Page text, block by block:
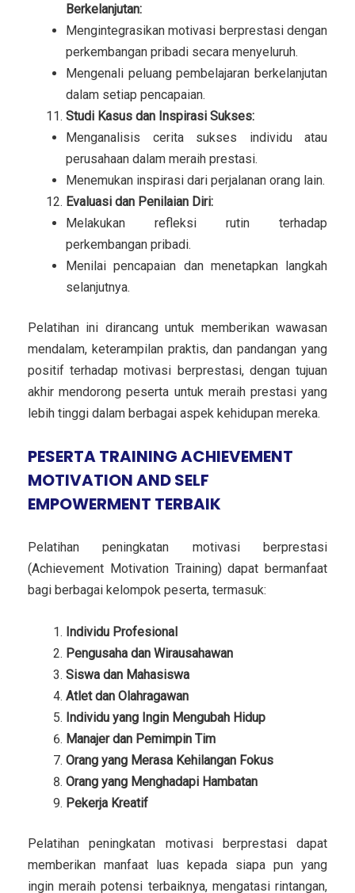
Berkelanjutan:
Mengintegrasikan motivasi berprestasi dengan
perkembangan pribadi secara menyeluruh.
Mengenali peluang pembelajaran berkelanjutan
dalam setiap pencapaian.
Studi Kasus dan Inspirasi Sukses:
Menganalisis cerita sukses individu atau
perusahaan dalam meraih prestasi.
Menemukan inspirasi dari perjalanan orang lain.
Evaluasi dan Penilaian Diri:
Melakukan refleksi rutin terhadap
perkembangan pribadi.
Menilai pencapaian dan menetapkan langkah
selanjutnya.
Pelatihan ini dirancang untuk memberikan wawasan
mendalam, keterampilan praktis, dan pandangan yang
positif terhadap motivasi berprestasi, dengan tujuan
akhir mendorong peserta untuk meraih prestasi yang
lebih tinggi dalam berbagai aspek kehidupan mereka.
PESERTA TRAINING ACHIEVEMENT
MOTIVATION AND SELF
EMPOWERMENT TERBAIK
Pelatihan peningkatan motivasi berprestasi
(Achievement Motivation Training) dapat bermanfaat
bagi berbagai kelompok peserta, termasuk:
Individu Profesional
Pengusaha dan Wirausahawan
Siswa dan Mahasiswa
Atlet dan Olahragawan
Individu yang Ingin Mengubah Hidup
Manajer dan Pemimpin Tim
Orang yang Merasa Kehilangan Fokus
Orang yang Menghadapi Hambatan
Pekerja Kreatif
Pelatihan peningkatan motivasi berprestasi dapat
memberikan manfaat luas kepada siapa pun yang
ingin meraih potensi terbaiknya, mengatasi rintangan,